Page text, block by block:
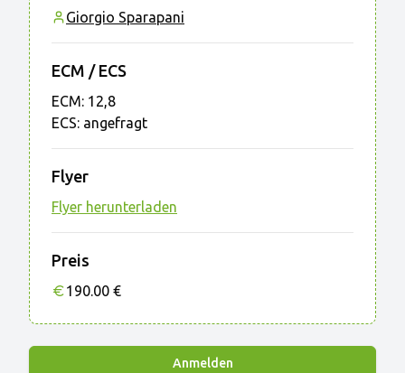
Giorgio Sparapani
ECM / ECS
ECM: 12,8
ECS: angefragt
Flyer
Flyer herunterladen
Preis
190.00 €
Anmelden